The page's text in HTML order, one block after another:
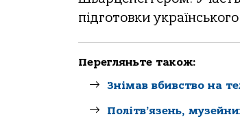
підготовки
Перегляньте також:
Знімав вбивство на
Політв’язень,